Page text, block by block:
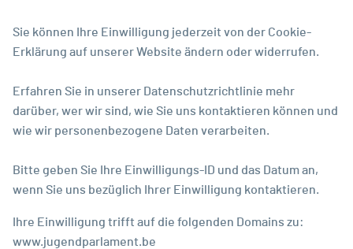
Sie können Ihre Einwilligung jederzeit von der Cookie-
Erklärung auf unserer Website ändern oder widerrufen.
Erfahren Sie in unserer Datenschutzrichtlinie mehr
darüber, wer wir sind, wie Sie uns kontaktieren können und
wie wir personenbezogene Daten verarbeiten.
Bitte geben Sie Ihre Einwilligungs-ID und das Datum an,
wenn Sie uns bezüglich Ihrer Einwilligung kontaktieren.
Ihre Einwilligung trifft auf die folgenden Domains zu:
www.jugendparlament.be